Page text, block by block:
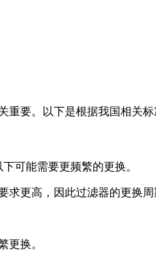
重要。以下是根据我国相关
可能需要更频繁的更换。
更高，因此过滤器的更换周
更换。